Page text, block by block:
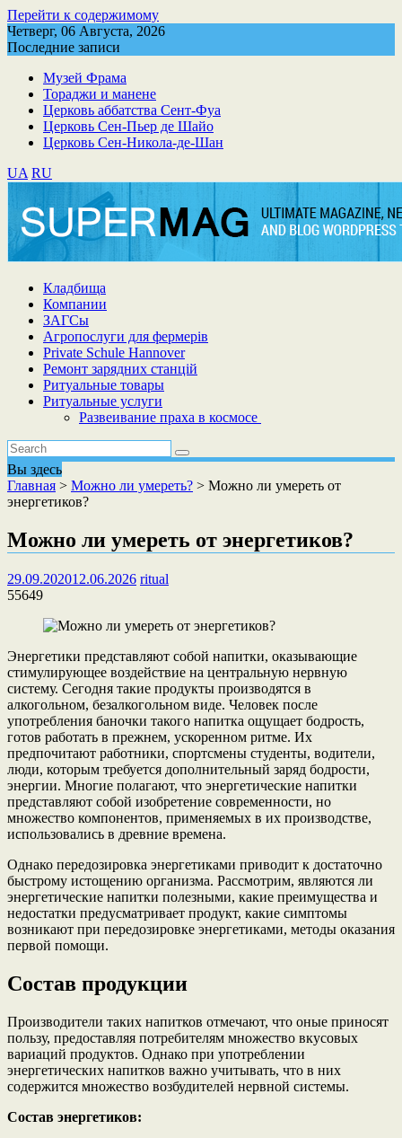
Перейти к содержимому
Четверг, 06 Августа, 2026
Последние записи
Музей Фрама
Тораджи и манене
Церковь аббатства Сент-Фуа
Церковь Сен-Пьер де Шайо
Церковь Сен-Никола-де-Шан
UA RU
Кладбища
Компании
ЗАГСы
Агропослуги для фермерів
Private Schule Hannover
Ремонт зарядних станцій
Ритуальные товары
Ритуальные услуги
Развеивание праха в космосе
Вы здесь
Главная > Можно ли умереть? > Можно ли умереть от
энергетиков?
Можно ли умереть от энергетиков?
29.09.202012.06.2026 ritual
55649
Энергетики представляют собой напитки, оказывающие
стимулирующее воздействие на центральную нервную
систему. Сегодня такие продукты производятся в
алкогольном, безалкогольном виде. Человек после
употребления баночки такого напитка ощущает бодрость,
готов работать в прежнем, ускоренном ритме. Их
предпочитают работники, спортсмены студенты, водители,
люди, которым требуется дополнительный заряд бодрости,
энергии. Многие полагают, что энергетические напитки
представляют собой изобретение современности, но
множество компонентов, применяемых в их производстве,
использовались в древние времена.
Однако передозировка энергетиками приводит к достаточно
быстрому истощению организма. Рассмотрим, являются ли
энергетические напитки полезными, какие преимущества и
недостатки предусматривает продукт, какие симптомы
возникают при передозировке энергетиками, методы оказания
первой помощи.
Состав продукции
Производители таких напитков отмечают, что оные приносят
пользу, предоставляя потребителям множество вкусовых
вариаций продуктов. Однако при употреблении
энергетических напитков важно учитывать, что в них
содержится множество возбудителей нервной системы.
Состав энергетиков: